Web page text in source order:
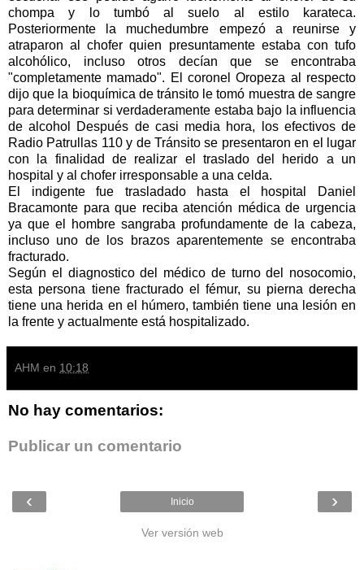
chompa y lo tumbó al suelo al estilo karateca.
Posteriormente la muchedumbre empezó a reunirse y
atraparon al chofer quien presuntamente estaba con tufo
alcohólico, incluso otros decían que se encontraba
"completamente mamado". El coronel Oropeza al respecto
dijo que la bioquímica de tránsito le tomó muestra de sangre
para determinar si verdaderamente estaba bajo la influencia
de alcohol Después de casi media hora, los efectivos de
Radio Patrullas 110 y de Tránsito se presentaron en el lugar
con la finalidad de realizar el traslado del herido a un
hospital y al chofer irresponsable a una celda.
El indigente fue trasladado hasta el hospital Daniel
Bracamonte para que reciba atención médica de urgencia
ya que el hombre sangraba profundamente de la cabeza,
incluso uno de los brazos aparentemente se encontraba
fracturado.
Según el diagnostico del médico de turno del nosocomio,
esta persona tiene fracturado el fémur, su pierna derecha
tiene una herida en el húmero, también tiene una lesión en
la frente y actualmente está hospitalizado.
AHM en 10:18
No hay comentarios:
Publicar un comentario
‹ ›
Inicio
Ver versión web